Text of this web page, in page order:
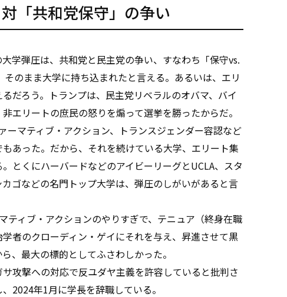
「共和党保守」の争い
学弾圧は、共和党と民主党の争い、すなわち「保守vs.
のまま大学に持ち込まれたと言える。あるいは、エリ
だろう。トランプは、民主党リベラルのオバマ、バイ
エリートの庶民の怒りを煽って選挙を勝ったからだ。
ーマティブ・アクション、トランスジェンダー容認など
あった。だから、それを続けている大学、エリート集
とくにハーバードなどのアイビーリーグとUCLA、スタ
ゴなどの名門トップ大学は、弾圧のしがいがあると言
ティブ・アクションのやりすぎで、テニュア（終身在職
者のクローディン・ゲイにそれを与え、昇進させて黒
、最大の標的としてふさわしかった。
攻撃への対応で反ユダヤ主義を許容していると批判さ
2024年1月に学長を辞職している。